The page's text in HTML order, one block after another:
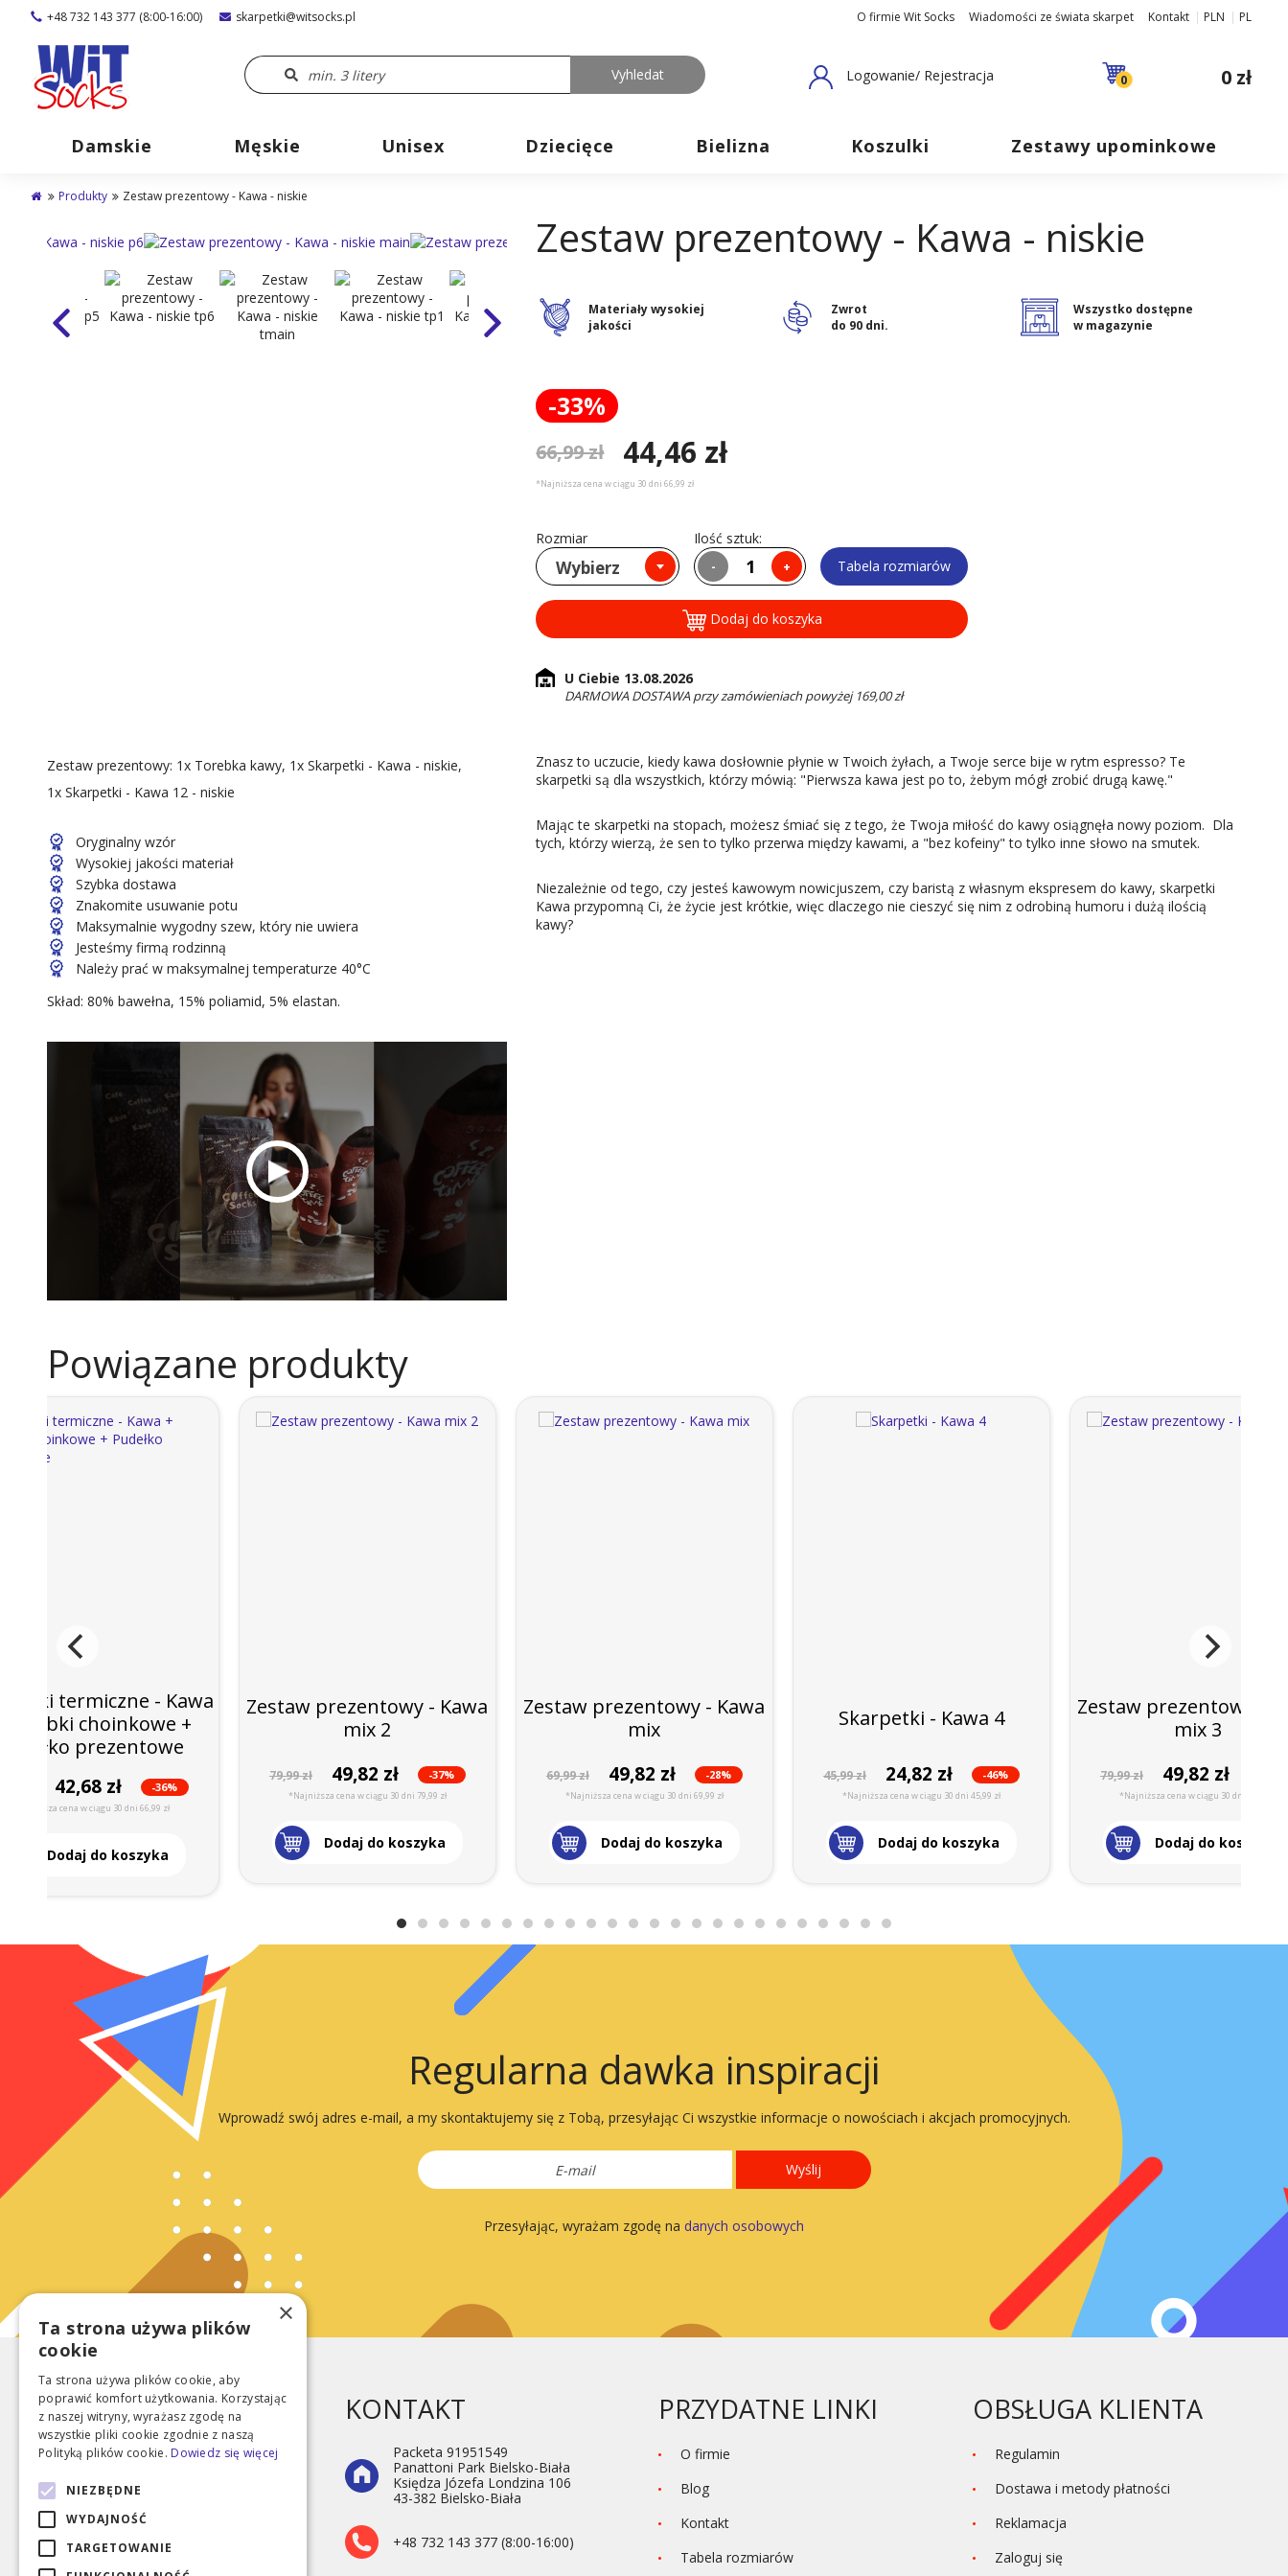
+48 732 143 377 (8:00-16:00) skarpetki@witsocks.pl O firmie Wit Socks Wiadomości ze świata skarpet Kontakt PLN PL
Logowanie/ Rejestracja 0 0 zł
Damskie Męskie Unisex Dziecięce Bielizna Koszulki Zestawy upominkowe
Produkty Zestaw prezentowy - Kawa - niskie
Zestaw prezentowy - Kawa - niskie
Materiały wysokiej
jakości
Zwrot
do 90 dni.
Wszystko dostępne
w magazynie
-33%
66,99 zł 44,46 zł
*Najniższa cena w ciągu 30 dni 66,99 zł
Rozmiar
Wybierz
Ilość sztuk:
- + Tabela rozmiarów
Dodaj do koszyka
U Ciebie 13.08.2026
DARMOWA DOSTAWA przy zamówieniach powyżej 169,00 zł
Zestaw prezentowy: 1x Torebka kawy, 1x Skarpetki - Kawa - niskie,
1x Skarpetki - Kawa 12 - niskie
Oryginalny wzór
Wysokiej jakości materiał
Szybka dostawa
Znakomite usuwanie potu
Maksymalnie wygodny szew, który nie uwiera
Jesteśmy firmą rodzinną
Należy prać w maksymalnej temperaturze 40°C
Skład: 80% bawełna, 15% poliamid, 5% elastan.
Znasz to uczucie, kiedy kawa dosłownie płynie w Twoich żyłach, a Twoje serce bije w rytm espresso? Te
skarpetki są dla wszystkich, którzy mówią: "Pierwsza kawa jest po to, żebym mógł zrobić drugą kawę."
Mając te skarpetki na stopach, możesz śmiać się z tego, że Twoja miłość do kawy osiągnęła nowy poziom. Dla
tych, którzy wierzą, że sen to tylko przerwa między kawami, a "bez kofeiny" to tylko inne słowo na smutek.
Niezależnie od tego, czy jesteś kawowym nowicjuszem, czy baristą z własnym ekspresem do kawy, skarpetki
Kawa przypomną Ci, że życie jest krótkie, więc dlaczego nie cieszyć się nim z odrobiną humoru i dużą ilością
kawy?
Powiązane produkty
Zestaw prezentowy - Kawa
mix
69,99 zł 49,82 zł -28%
*Najniższa cena w ciągu 30 dni 69,99 zł
Dodaj do koszyka
Skarpetki - Kawa 4
45,99 zł 24,82 zł -46%
*Najniższa cena w ciągu 30 dni 45,99 zł
Dodaj do koszyka
Zestaw prezentowy -
mix 3
79,99 zł 49,82 zł
*Najniższa cena w ciągu 30 dni 79,99 zł
Dodaj do koszyka
termiczne - Kawa
Bombki choinkowe +
prezentowe
42,68 zł -36%
*Najniższa cena w ciągu 30 dni 66,99 zł
Dodaj do koszyka
Zestaw prezentowy - Kawa
mix 2
79,99 zł 49,82 zł -37%
*Najniższa cena w ciągu 30 dni 79,99 zł
Dodaj do koszyka
Regularna dawka inspiracji
Wprowadź swój adres e-mail, a my skontaktujemy się z Tobą, przesyłając Ci wszystkie informacje o nowościach i akcjach promocyjnych.
Wyślij
Przesyłając, wyrażam zgodę na danych osobowych
KONTAKT
Packeta 91951549
Panattoni Park Bielsko-Biała
Księdza Józefa Londzina 106
43-382 Bielsko-Biała
+48 732 143 377 (8:00-16:00)
PRZYDATNE LINKI
O firmie
Blog
Kontakt
Tabela rozmiarów
OBSŁUGA KLIENTA
Regulamin
Dostawa i metody płatności
Reklamacja
Zaloguj się
×
Ta strona używa plików
cookie
Ta strona używa plików cookie, aby
poprawić komfort użytkowania. Korzystając
z naszej witryny, wyrażasz zgodę na
wszystkie pliki cookie zgodnie z naszą
Polityką plików cookie. Dowiedz się więcej
NIEZBĘDNE
WYDAJNOŚĆ
TARGETOWANIE